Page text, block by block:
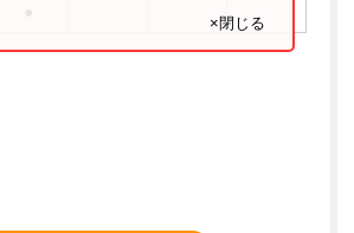
×閉じる